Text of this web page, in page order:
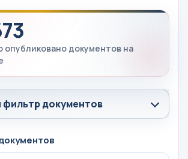
опубликовано документов на
фильтр документов